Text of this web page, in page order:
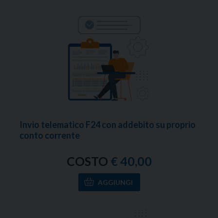
Invio telematico F24 con addebito su proprio
conto corrente
COSTO € 40,00